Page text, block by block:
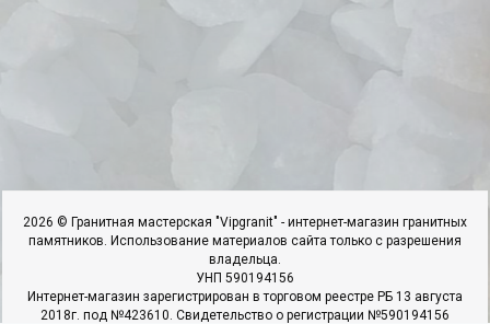
2026 © Гранитная мастерская "Vipgranit" - интернет-магазин гранитных
памятников. Использование материалов сайта только с разрешения
владельца.
УНП 590194156
Интернет-магазин зарегистрирован в торговом реестре РБ 13 августа
2018г. под №423610. Свидетельство о регистрации №590194156